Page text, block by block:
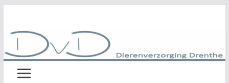
inhoud